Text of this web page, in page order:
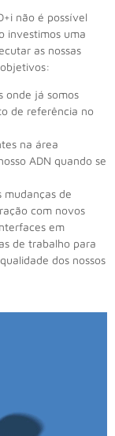
não é possível
investimos uma
as nossas
onde já somos
de referência no
na área
ADN quando se
mudanças de
com novos
em
de trabalho para
dos nossos